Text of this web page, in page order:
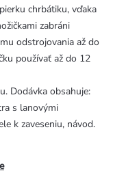
chrbátiku, vďaka
zabráni
odstrojovania až do
používať až do 12
Dodávka obsahuje:
s lanovými
k zaveseniu, návod.